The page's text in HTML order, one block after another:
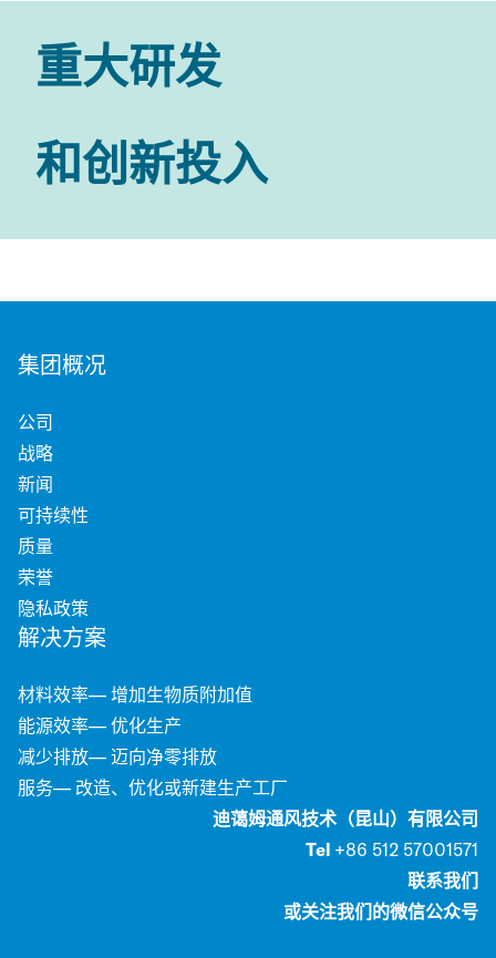
重大研发
和创新投入
集团概况
公司
战略
新闻
可持续性
质量
荣誉
隐私政策
解决方案
材料效率— 增加生物质附加值
能源效率— 优化生产
减少排放— 迈向净零排放
服务— 改造、优化或新建生产工厂
迪蔼姆通风技术（昆山）有限公司
Tel +86 512 57001571
联系我们
或关注我们的微信公众号